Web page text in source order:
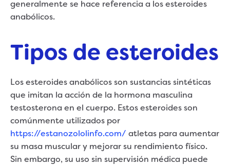
generalmente se hace referencia a los esteroides
anabólicos.
Tipos de esteroides
Los esteroides anabólicos son sustancias sintéticas
que imitan la acción de la hormona masculina
testosterona en el cuerpo. Estos esteroides son
comúnmente utilizados por
https://estanozololinfo.com/ atletas para aumentar
su masa muscular y mejorar su rendimiento físico.
Sin embargo, su uso sin supervisión médica puede